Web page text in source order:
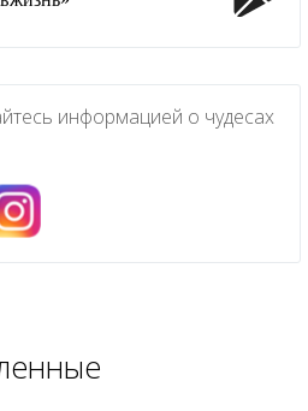
информацией о чудесах